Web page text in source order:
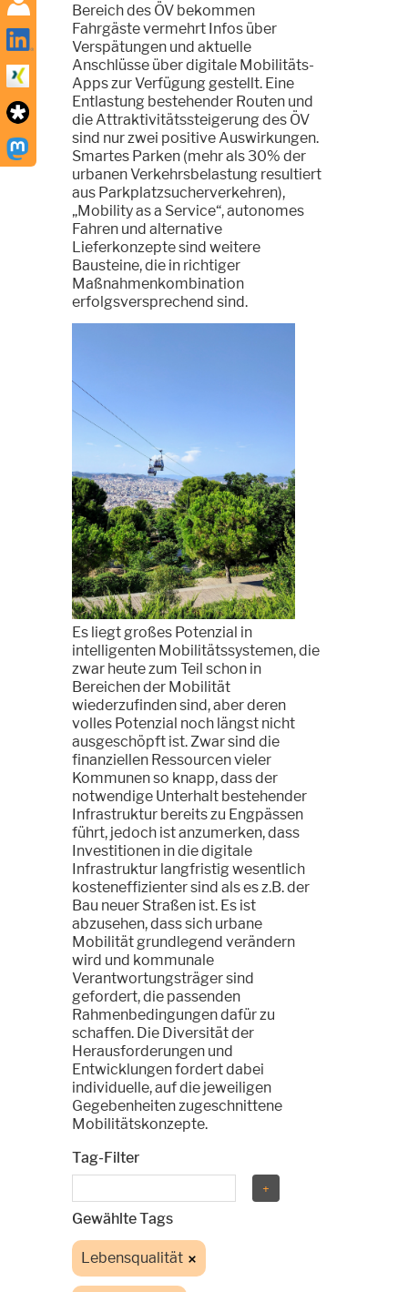
Bereich des ÖV bekommen
Fahrgäste vermehrt Infos über
Verspätungen und aktuelle
Anschlüsse über digitale Mobilitäts-
Apps zur Verfügung gestellt. Eine
Entlastung bestehender Routen und
die Attraktivitätssteigerung des ÖV
sind nur zwei positive Auswirkungen.
Smartes Parken (mehr als 30% der
urbanen Verkehrsbelastung resultiert
aus Parkplatzsucherverkehren),
„Mobility as a Service“, autonomes
Fahren und alternative
Lieferkonzepte sind weitere
Bausteine, die in richtiger
Maßnahmenkombination
erfolgsversprechend sind.
Es liegt großes Potenzial in
intelligenten Mobilitätssystemen, die
zwar heute zum Teil schon in
Bereichen der Mobilität
wiederzufinden sind, aber deren
volles Potenzial noch längst nicht
ausgeschöpft ist. Zwar sind die
finanziellen Ressourcen vieler
Kommunen so knapp, dass der
notwendige Unterhalt bestehender
Infrastruktur bereits zu Engpässen
führt, jedoch ist anzumerken, dass
Investitionen in die digitale
Infrastruktur langfristig wesentlich
kosteneffizienter sind als es z.B. der
Bau neuer Straßen ist. Es ist
abzusehen, dass sich urbane
Mobilität grundlegend verändern
wird und kommunale
Verantwortungsträger sind
gefordert, die passenden
Rahmenbedingungen dafür zu
schaffen. Die Diversität der
Herausforderungen und
Entwicklungen fordert dabei
individuelle, auf die jeweiligen
Gegebenheiten zugeschnittene
Mobilitätskonzepte.
Tag-Filter
Gewählte Tags
Lebensqualität